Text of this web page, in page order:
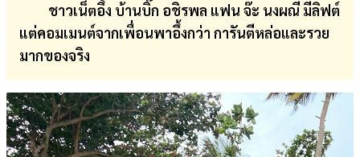
ชาวเน็ตอึ้ง บ้านบิ๊ก อชิรพล แฟน จ๊ะ นงผณี มีลิฟต์
แต่คอมเมนต์จากเพื่อนพาอึ้งกว่า การันตีหล่อและรวย
มากของจริง
บอล
สด
เงิน
การ